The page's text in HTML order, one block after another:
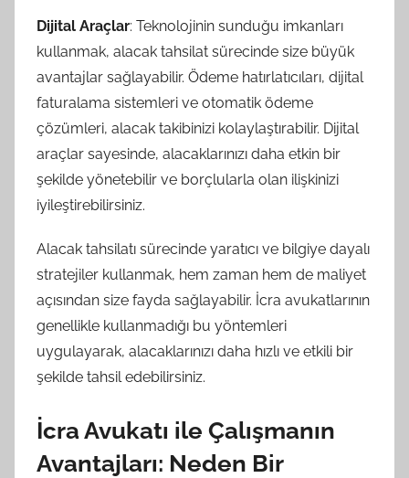
Dijital Araçlar: Teknolojinin sunduğu imkanları
kullanmak, alacak tahsilat sürecinde size büyük
avantajlar sağlayabilir. Ödeme hatırlatıcıları, dijital
faturalama sistemleri ve otomatik ödeme
çözümleri, alacak takibinizi kolaylaştırabilir. Dijital
araçlar sayesinde, alacaklarınızı daha etkin bir
şekilde yönetebilir ve borçlularla olan ilişkinizi
iyileştirebilirsiniz.
Alacak tahsilatı sürecinde yaratıcı ve bilgiye dayalı
stratejiler kullanmak, hem zaman hem de maliyet
açısından size fayda sağlayabilir. İcra avukatlarının
genellikle kullanmadığı bu yöntemleri
uygulayarak, alacaklarınızı daha hızlı ve etkili bir
şekilde tahsil edebilirsiniz.
İcra Avukatı ile Çalışmanın
Avantajları: Neden Bir